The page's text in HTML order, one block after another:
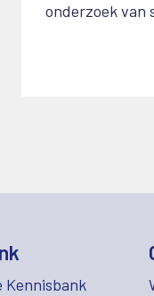
onderzoek van
Kennisbank